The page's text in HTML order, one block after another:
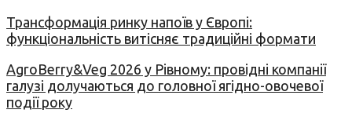
Трансформація ринку напоїв у Європі:
функціональність витісняє традиційні формати
AgroBerry&Veg 2026 у Рівному: провідні компанії
галузі долучаються до головної ягідно-овочевої
події року